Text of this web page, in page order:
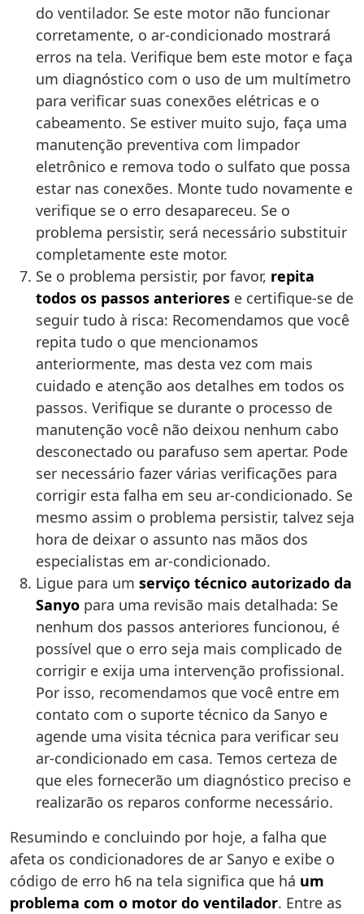
do ventilador. Se este motor não funcionar
corretamente, o ar-condicionado mostrará
erros na tela. Verifique bem este motor e faça
um diagnóstico com o uso de um multímetro
para verificar suas conexões elétricas e o
cabeamento. Se estiver muito sujo, faça uma
manutenção preventiva com limpador
eletrônico e remova todo o sulfato que possa
estar nas conexões. Monte tudo novamente e
verifique se o erro desapareceu. Se o
problema persistir, será necessário substituir
completamente este motor.
Se o problema persistir, por favor, repita
todos os passos anteriores e certifique-se de
seguir tudo à risca: Recomendamos que você
repita tudo o que mencionamos
anteriormente, mas desta vez com mais
cuidado e atenção aos detalhes em todos os
passos. Verifique se durante o processo de
manutenção você não deixou nenhum cabo
desconectado ou parafuso sem apertar. Pode
ser necessário fazer várias verificações para
corrigir esta falha em seu ar-condicionado. Se
mesmo assim o problema persistir, talvez seja
hora de deixar o assunto nas mãos dos
especialistas em ar-condicionado.
Ligue para um serviço técnico autorizado da
Sanyo para uma revisão mais detalhada: Se
nenhum dos passos anteriores funcionou, é
possível que o erro seja mais complicado de
corrigir e exija uma intervenção profissional.
Por isso, recomendamos que você entre em
contato com o suporte técnico da Sanyo e
agende uma visita técnica para verificar seu
ar-condicionado em casa. Temos certeza de
que eles fornecerão um diagnóstico preciso e
realizarão os reparos conforme necessário.
Resumindo e concluindo por hoje, a falha que
afeta os condicionadores de ar Sanyo e exibe o
código de erro h6 na tela significa que há um
problema com o motor do ventilador. Entre as